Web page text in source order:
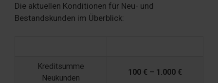
Die aktuellen Konditionen für Neu- und
Bestandskunden im Überblick:
Kreditsumme
Neukunden
100 € – 1.000 €